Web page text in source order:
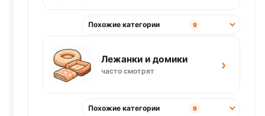
Похожие категории 9
Лежанки и домики
часто смотрят ›
Похожие категории 9